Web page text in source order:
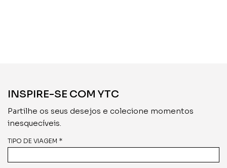
INSPIRE-SE COM YTC
Partilhe os seus desejos e colecione momentos
inesquecíveis.
TIPO DE VIAGEM *